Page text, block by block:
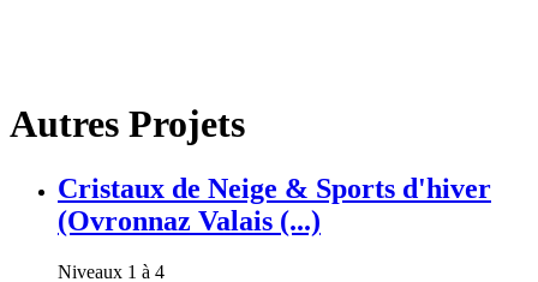
Autres Projets
Cristaux de Neige & Sports d'hiver
(Ovronnaz Valais (...)
Niveaux 1 à 4